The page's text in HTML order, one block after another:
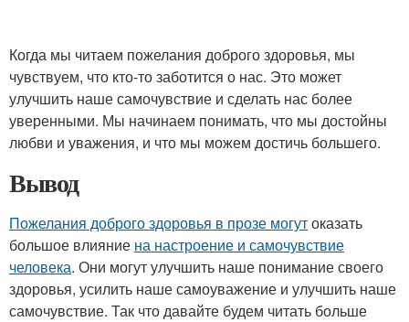
Когда мы читаем пожелания доброго здоровья, мы
чувствуем, что кто-то заботится о нас. Это может
улучшить наше самочувствие и сделать нас более
уверенными. Мы начинаем понимать, что мы достойны
любви и уважения, и что мы можем достичь большего.
Вывод
Пожелания доброго здоровья в прозе могутоказать
большое влияние на настроение и самочувствие
человека. Они могут улучшить наше понимание своего
здоровья, усилить наше самоуважение и улучшить наше
самочувствие. Так что давайте будем читать больше